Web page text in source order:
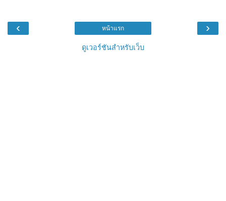
‹ ›
หน้าแรก
ดูเวอร์ชันสำหรับเว็บ